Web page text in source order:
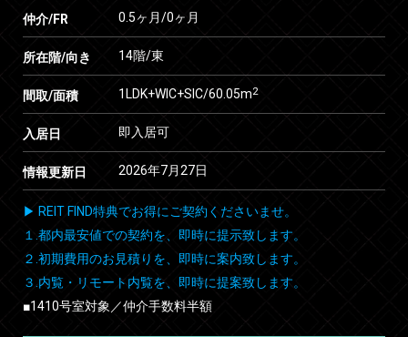
仲介/FR 0.5ヶ月/0ヶ月
所在階/向き 14階/東
間取/面積 1LDK+WIC+SIC/60.05m2
入居日 即入居可
情報更新日 2026年7月27日
▶ REIT FIND特典でお得にご契約くださいませ。
１.都内最安値での契約を、即時に提示致します。
２.初期費用のお見積りを、即時に案内致します。
３.内覧・リモート内覧を、即時に提案致します。
■1410号室対象／仲介手数料半額